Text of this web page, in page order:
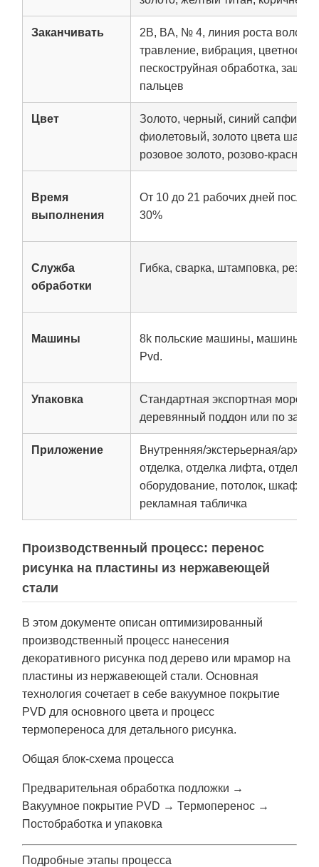
Заканчивать
2B, BA, № 4, линия роста волос,
травление, вибрация, цветное
пескоструйная обработка,
пальцев
Цвет
Золото, черный, синий сапфир,
фиолетовый, золото цвета
розовое золото, розово-красный
Время
выполнения
От 10 до 21 рабочих дней после
30%
Служба
обработки
Гибка, сварка, штамповка, резка
Машины
8k польские машины, машины
Pvd.
Упаковка
Стандартная экспортная
деревянный поддон или по
Приложение
Внутренняя/экстерьерная/
отделка, отделка лифта, отделка
оборудование, потолок, шкаф,
рекламная табличка
Производственный процесс: перенос
рисунка на пластины из нержавеющей
стали
В этом документе описан оптимизированный
производственный процесс нанесения
декоративного рисунка под дерево или мрамор на
пластины из нержавеющей стали. Основная
технология сочетает в себе вакуумное покрытие
PVD для основного цвета и процесс
термопереноса для детального рисунка.
Общая блок-схема процесса
Предварительная обработка подложки →
Вакуумное покрытие PVD → Термоперенос →
Постобработка и упаковка
Подробные этапы процесса